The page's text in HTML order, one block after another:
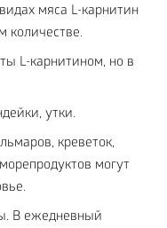
мяса L-карнитин
количестве.
L-карнитином, но в
утки.
креветок,
могут
В ежедневный